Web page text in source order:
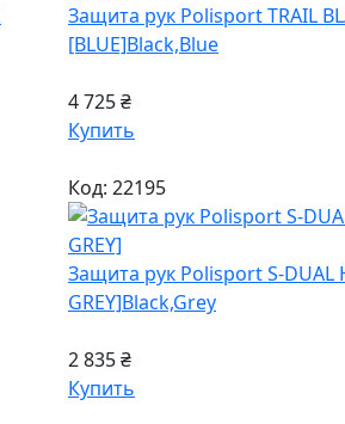
Защита рук Polisport TRAIL
[BLUE]Black,Blue
4 725 ₴
Купить
Код: 22195
Защита рук Polisport S-DUAL
GREY]Black,Grey
2 835 ₴
Купить